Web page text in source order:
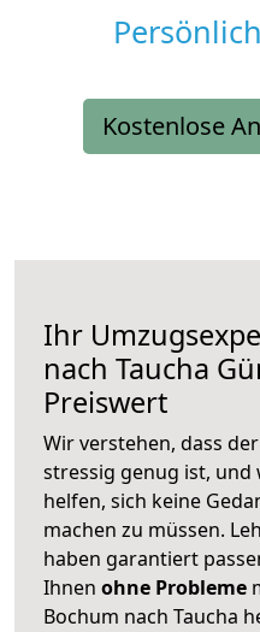
Kostenlose
Ihr
nach Taucha
Preiswert
Wir verstehen, dass
stressig genug ist, und
helfen, sich keine
machen zu müssen.
haben garantiert
Ihnen ohne Probleme
Bochum nach Taucha